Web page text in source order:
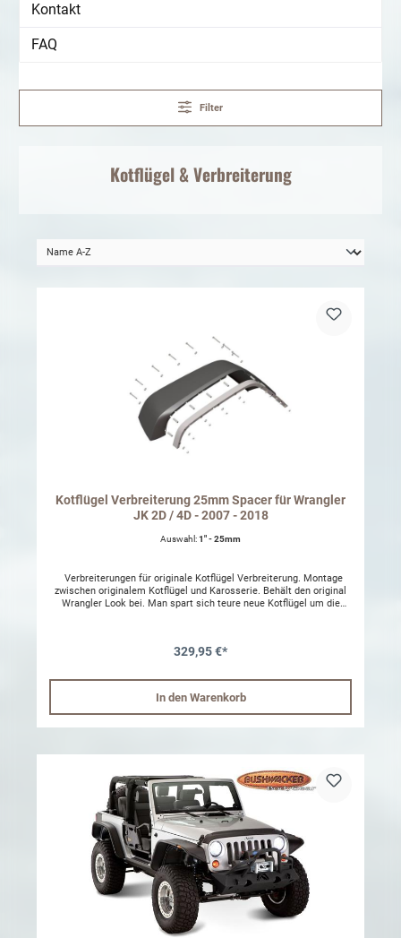
Kontakt
FAQ
Filter
Kotflügel& Verbreiterung
Kotflügel Verbreiterung 25mm Spacer für Wrangler
JK 2D / 4D - 2007 - 2018
Auswahl:1" - 25mm
Verbreiterungen für originale Kotflügel Verbreiterung. Montage
zwischen originalem Kotflügel und Karosserie. Behält den original
Wrangler Look bei. Man spart sich teure neue Kotflügel um die
Nietwerkzeug.
329,95 €*
In den Warenkorb